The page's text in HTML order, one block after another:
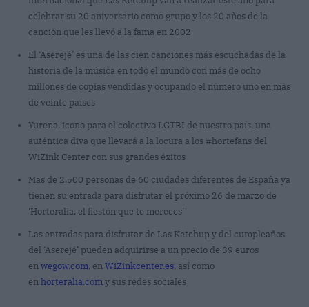
celebrar su 20 aniversario como grupo y los 20 años de la
canción que les llevó a la fama en 2002
El ‘Aserejé’ es una de las cien canciones más escuchadas de la
historia de la música en todo el mundo con más de ocho
millones de copias vendidas y ocupando el número uno en más
de veinte países
Yurena, icono para el colectivo LGTBI de nuestro país, una
auténtica diva que llevará a la locura a los #hortefans del
WiZink Center con sus grandes éxitos
Mas de 2.500 personas de 60 ciudades diferentes de España ya
tienen su entrada para disfrutar el próximo 26 de marzo de
‘Horteralia, el fiestón que te mereces’
Las entradas para disfrutar de Las Ketchup y del cumpleaños
del ‘Aserejé’ pueden adquirirse a un precio de 39 euros
enwegow.com, enWiZinkcenter.es, así como
enhorteralia.comy sus redes sociales